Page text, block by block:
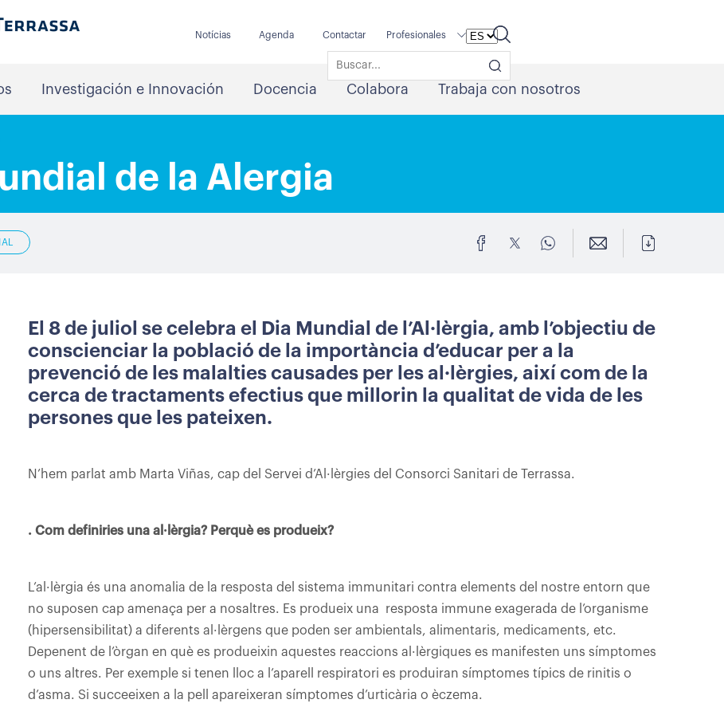
Notícias Agenda Contactar Profesionales
Investigación e Innovación Docencia Colabora Trabaja con nosotros
de la Alergia
El 8 de juliol se celebra el Dia Mundial de l’Al·lèrgia, amb l’objectiu de
conscienciar la població de la importància d’educar per a la
prevenció de les malalties causades per les al·lèrgies, així com de la
cerca de tractaments efectius que millorin la qualitat de vida de les
persones que les pateixen.
N’hem parlat amb Marta Viñas, cap del Servei d’Al·lèrgies del Consorci Sanitari de Terrassa.
. Com definiries una al·lèrgia? Perquè es produeix?
L’al·lèrgia és una anomalia de la resposta del sistema immunitari contra elements del nostre entorn que
no suposen cap amenaça per a nosaltres. Es produeix una resposta immune exagerada de l’organisme
(hipersensibilitat) a diferents al·lèrgens que poden ser ambientals, alimentaris, medicaments, etc.
Depenent de l’òrgan en què es produeixin aquestes reaccions al·lèrgiques es manifesten uns símptomes
o uns altres. Per exemple si tenen lloc a l’aparell respiratori es produiran símptomes típics de rinitis o
d’asma. Si succeeixen a la pell apareixeran símptomes d’urticària o èczema.